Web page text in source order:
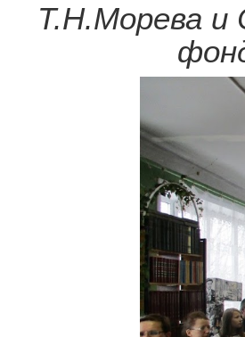
Т.Н.Морева и